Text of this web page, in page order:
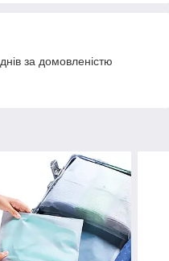
за домовленістю